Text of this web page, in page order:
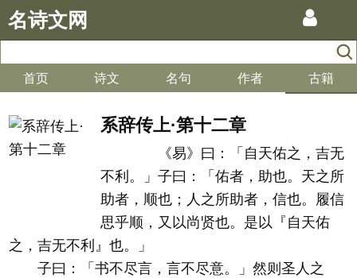
名诗文网
首页 诗文 名句 作者 古籍
系辞传上·第十二章
《易》曰：「自天佑之，吉无
不利。」子曰：「佑者，助也。天之所
助者，顺也；人之所助者，信也。履信
思乎顺，又以尚贤也。是以『自天佑
之，吉无不利』也。」
子曰：「书不尽言，言不尽意。」然则圣人之